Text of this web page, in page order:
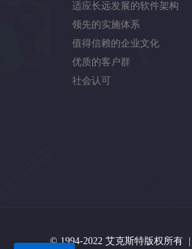
适应长远发展的软件架构
领先的实施体系
值得信赖的企业文化
优质的客户群
社会认可
© 1994-2022 艾克斯特版权所有 |